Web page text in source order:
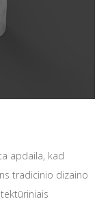
apdaila, kad
tradicinio dizaino